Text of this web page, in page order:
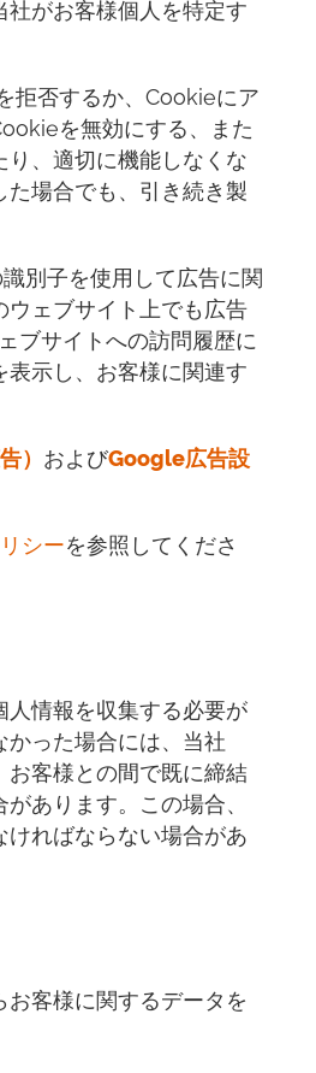
がお客様個人を特定す
拒否するか、Cookieにア
を無効にする、また
、適切に機能しなくな
場合でも、引き続き製
別子を使用して広告に関
ェブサイト上でも広告
ブサイトへの訪問履歴に
示し、お客様に関連す
） およびGoogle広告設
シーを参照してくださ
情報を収集する必要が
った場合には、当社
お客様との間で既に締結
あります。この場合、
ればならない場合があ
客様に関するデータを